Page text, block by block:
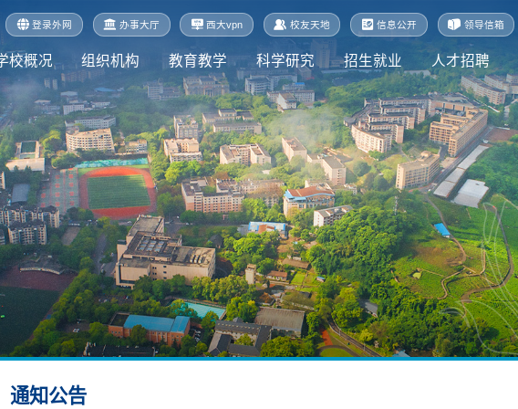
登录外网 办事大厅 西大vpn 校友天地 信息公开 领导信箱
校概况 组织机构 教育教学 科学研究 招生就业 人才招聘
通知公告